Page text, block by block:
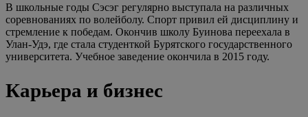
В школьные годы Сэсэг регулярно выступала на различных
соревнованиях по волейболу. Спорт привил ей дисциплину и
стремление к победам. Окончив школу Буинова переехала в
Улан-Удэ, где стала студенткой Бурятского государственного
университета. Учебное заведение окончила в 2015 году.
Карьера и бизнес